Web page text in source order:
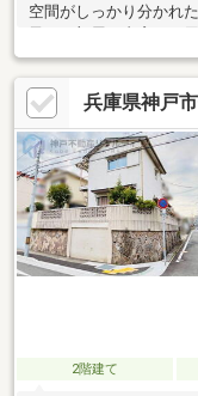
空間がしっかり分かれ
子ども部屋、書斎など
あり、採光・通風にも
約31.89㎡・2階 約27㎡
き、スムーズに内覧・
通学便利・垂水東中学
の茶屋」駅まで徒歩約8
兵庫県神戸
2階建て